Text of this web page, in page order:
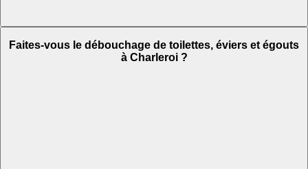
Faites-vous le débouchage de toilettes, éviers et égouts
à Charleroi ?